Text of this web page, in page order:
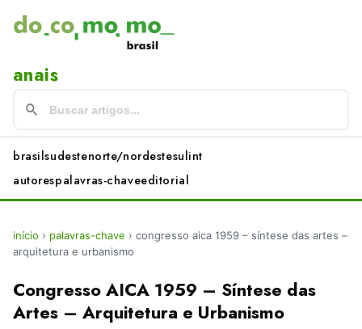
anais
brasilsudestenorte/nordestesulint
autorespalavras-chaveeditorial
início › palavras-chave › congresso aica 1959 – síntese das artes –
arquitetura e urbanismo
Congresso AICA 1959 – Síntese das
Artes – Arquitetura e Urbanismo